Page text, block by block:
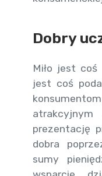
Dobry
Miło jest
jest coś
atrakcyjnym
prezentację
dobra
sumy